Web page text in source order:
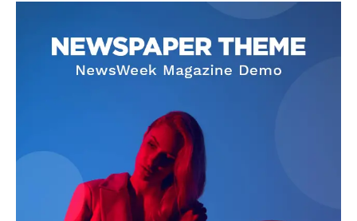
Contact us
Subscription Plans
My account